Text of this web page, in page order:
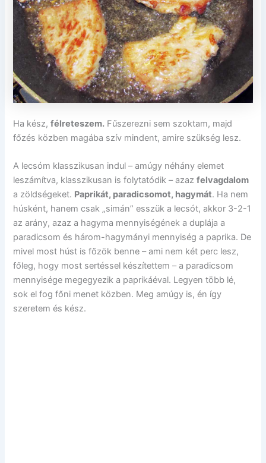
Ha kész,félreteszem. Fűszerezni sem szoktam, majd
főzés közben magába szív mindent, amire szükség lesz.
A lecsóm klasszikusan indul – amúgy néhány elemet
leszámítva, klasszikusan is folytatódik – azazfelvagdalom
a zöldségeket. Paprikát, paradicsomot, hagymát. Ha nem
húsként, hanem csak „simán” esszük a lecsót, akkor 3-2-1
az arány, azaz a hagyma mennyiségének a duplája a
paradicsom és három-hagymányi mennyiség a paprika. De
mivel most húst is főzök benne – ami nem két perc lesz,
főleg, hogy most sertéssel készítettem – a paradicsom
mennyisége megegyezik a paprikáéval. Legyen több lé,
sok el fog főni menet közben. Meg amúgy is, én így
szeretem és kész.